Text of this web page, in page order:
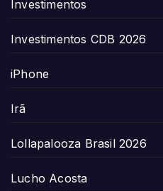
Investimentos
Investimentos CDB 2026
iPhone
Irã
Lollapalooza Brasil 2026
Lucho Acosta